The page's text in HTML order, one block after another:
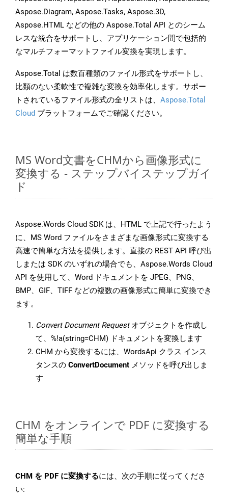
Aspose.Diagram, Aspose.Tasks, Aspose.3D,
Aspose.HTML などの他の Aspose.Total API とのシーム
レスな統合をサポートし、アプリケーション間で包括的
なマルチフォーマットファイル変換を実現します。
Aspose.Total は数百種類のファイル形式をサポートし、
比類のない柔軟性で複雑な変換を効率化します。サポー
トされているファイル形式の全リストは、 Aspose.Total
Cloud プラットフォームでご確認ください。
MS Word文書をCHMから画像形式に
変換する - ステップバイステップガイ
ド
Aspose.Words Cloud SDK は、HTML で上記で行ったよう
に、MS Word ファイルをさまざまな画像形式に変換する
高速で簡単な方法を提供します。直接の REST API 呼び出
しまたは SDK のいずれの場合でも、Aspose.Words Cloud
API を使用して、Word ドキュメントを JPEG、PNG、
BMP、GIF、TIFF などの複数の画像形式に簡単に変換でき
ます。
Convert Document Requestオブジェクトを作成し
て、%!a(string=CHM) ドキュメントを変換します
CHM から変換するには、WordsApi クラス インス
タンスの ConvertDocument メソッドを呼び出しま
す
CHM をオンラインで PDF に変換する
簡単な手順
CHM を PDF に変換するには、次の手順に従ってくださ
い: